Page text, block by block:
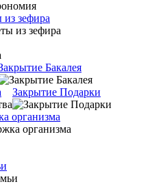
из зефира
Бакалея
Закрытие Подарки
организма